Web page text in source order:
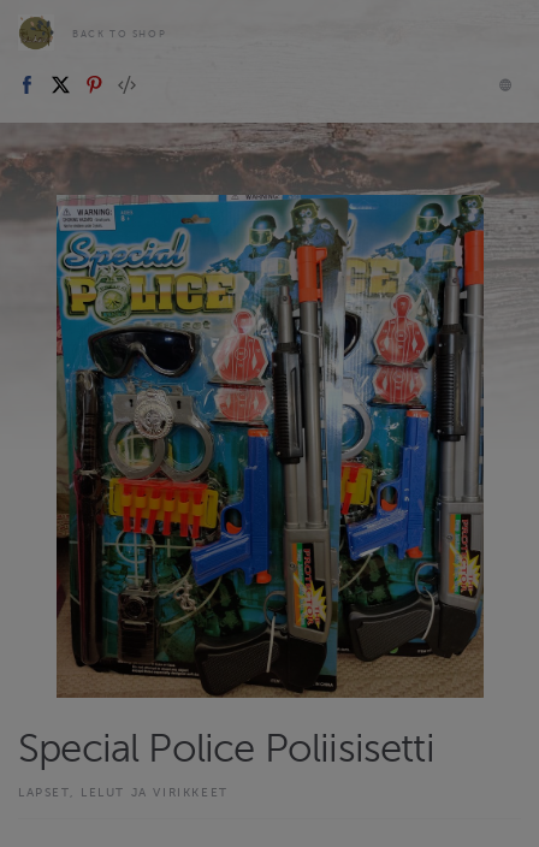
BACK TO SHOP
Special Police Poliisisetti
LAPSET, LELUT JA VIRIKKEET